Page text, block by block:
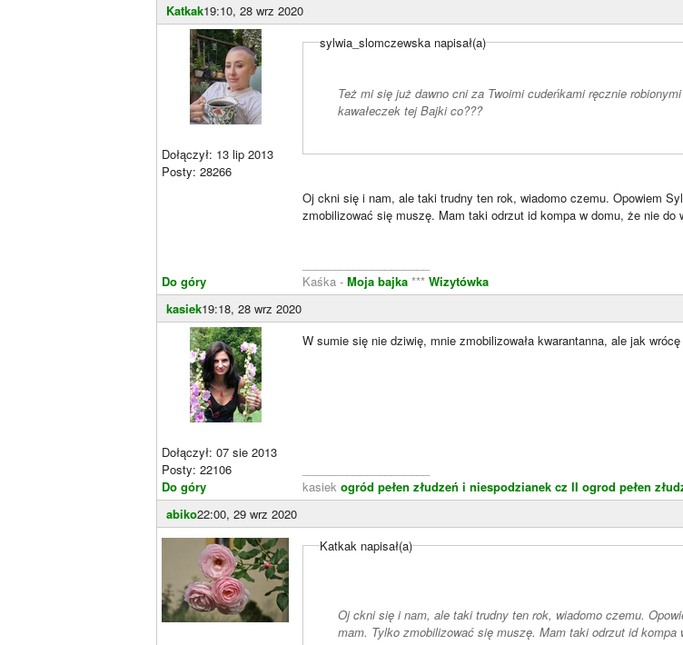
Katkak19:10, 28 wrz 2020
Dołączył: 13 lip 2013
Posty: 28266
Do góry
sylwia_slomczewska napisał(a)
Też mi się już dawno cni za Twoimi cudeńkami ręcznie
kawałeczek tej Bajki co???
Oj ckni się i nam, ale taki trudny ten rok, wiadomo czemu. Opowiem
zmobilizować się muszę. Mam taki odrzut id kompa w domu, że nie do
Kaśka - Moja bajka *** Wizytówka
kasiek19:18, 28 wrz 2020
Dołączył: 07 sie 2013
Posty: 22106
Do góry
W sumie się nie dziwię, mnie zmobilizowała kwarantanna, ale jak
kasiek ogród pełen złudzeń i niespodzianek cz II ogrod pełen
abiko22:00, 29 wrz 2020
Katkak napisał(a)
Oj ckni się i nam, ale taki trudny ten rok, wiadomo czemu.
mam. Tylko zmobilizować się muszę. Mam taki odrzut id kompa